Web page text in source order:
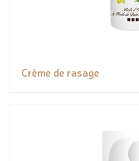
Crème de rasage